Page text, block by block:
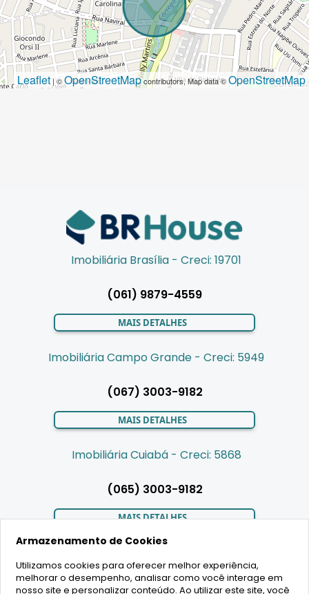
Leaflet| ©OpenStreetMapcontributors, Map data ©OpenStreetMap
Imobiliária Brasília - Creci: 19701
(061) 9879-4559
MAIS DETALHES
Imobiliária Campo Grande - Creci: 5949
(067) 3003-9182
MAIS DETALHES
Imobiliária Cuiabá - Creci: 5868
(065) 3003-9182
MAIS DETALHES
LIGAMOS PARA VOCÊ
Armazenamento de Cookies
Utilizamos cookies para oferecer melhor experiência,
melhorar o desempenho, analisar como você interage em
nosso site e personalizar conteúdo. Ao utilizar este site, você